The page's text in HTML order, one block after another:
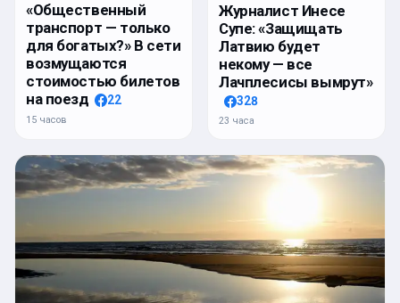
«Общественный
транспорт — только
для богатых?» В сети
возмущаются
стоимостью билетов
на поезд
22
15 часов
Журналист Инесе
Супе: «Защищать
Латвию будет
некому — все
Лачплесисы вымрут»
328
23 часа